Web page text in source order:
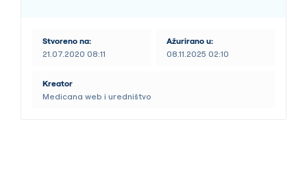
Stvoreno na:
21.07.2020 08:11
Ažurirano u:
08.11.2025 02:10
Kreator
Medicana web i uredništvo